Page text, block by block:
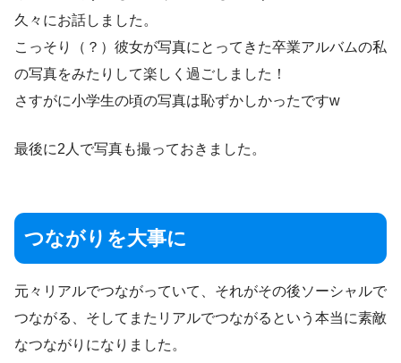
久々にお話しました。
こっそり（？）彼女が写真にとってきた卒業アルバムの私
の写真をみたりして楽しく過ごしました！
さすがに小学生の頃の写真は恥ずかしかったですw
最後に2人で写真も撮っておきました。
つながりを大事に
元々リアルでつながっていて、それがその後ソーシャルで
つながる、そしてまたリアルでつながるという本当に素敵
なつながりになりました。